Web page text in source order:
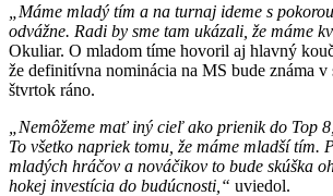
„Máme mladý tím a na turnaj ideme s
odvážne. Radi by sme tam ukázali, že máme
Okuliar. O mladom tíme hovoril aj hlavný
že definitívna nominácia na MS bude známa v
štvrtok ráno.
„Nemôžeme mať iný cieľ ako prienik do Top
To všetko napriek tomu, že máme mladší tím.
mladých hráčov a nováčikov to bude skúška
hokej investícia do budúcnosti,“ uviedol.